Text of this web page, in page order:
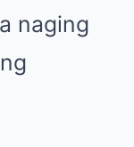
naging